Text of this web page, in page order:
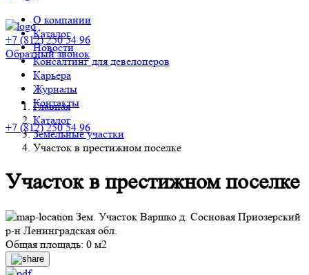
О компании
Каталог
Новости
Консалтинг для девелоперов
Карьера
Журналы
Контакты
+7 (812) 250 54 96
+7 (812) 250 54 96
Обратный звонок
Главная
Каталог
Земельные участки
Участок в престижном поселке
Участок в престижном поселке
Зем. Участок Варшко д. Сосновая Приозерский
р-н Ленинградская обл.
Общая площадь: 0 м2